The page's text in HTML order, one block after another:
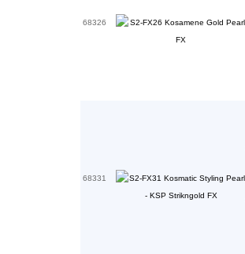
68326
68331